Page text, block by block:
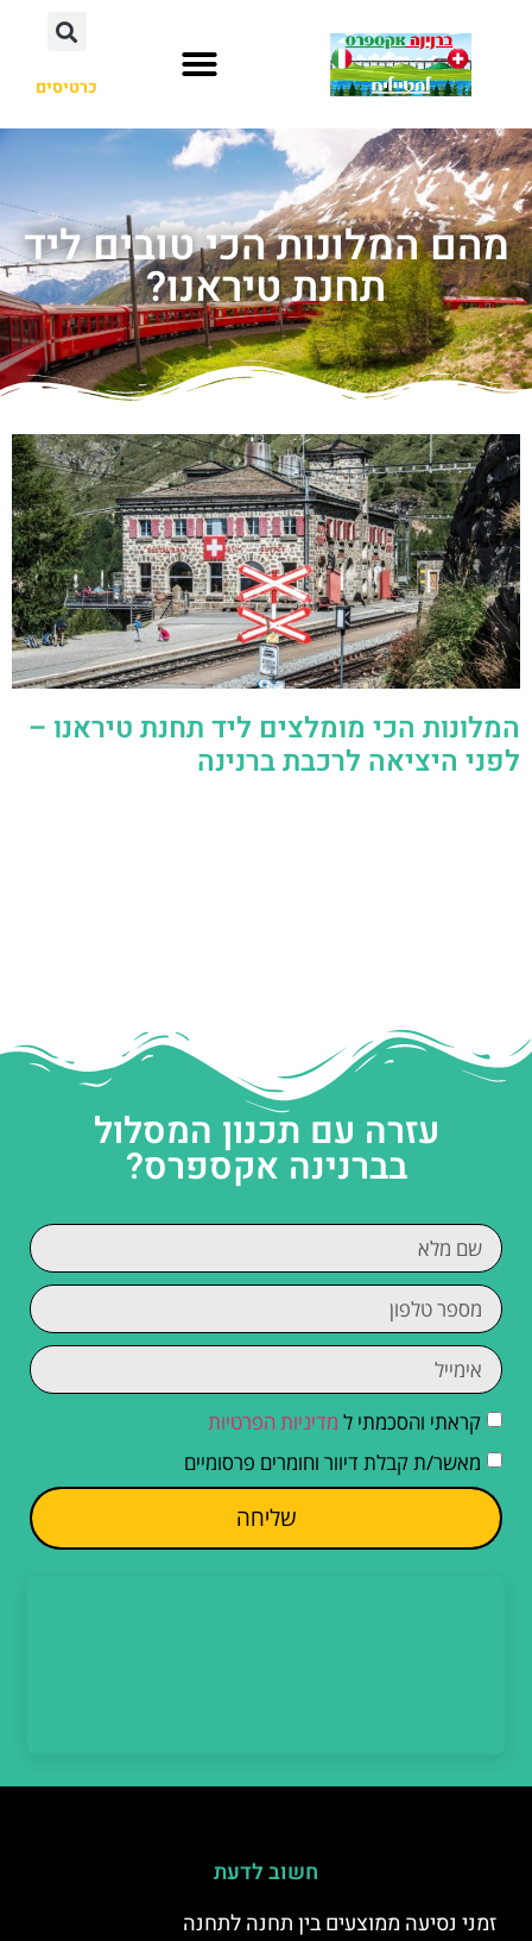
כרטיסים
מהם המלונות הכי טובים ליד
תחנת טיראנו?
המלונות הכי מומלצים ליד תחנת טיראנו –
לפני היציאה לרכבת ברנינה
עזרה עם תכנון המסלול
בברנינה אקספרס?
קראתי והסכמתי ל מדיניות הפרטיות
מאשר/ת קבלת דיוור וחומרים פרסומיים
שליחה
חשוב לדעת
זמני נסיעה ממוצעים בין תחנה לתחנה